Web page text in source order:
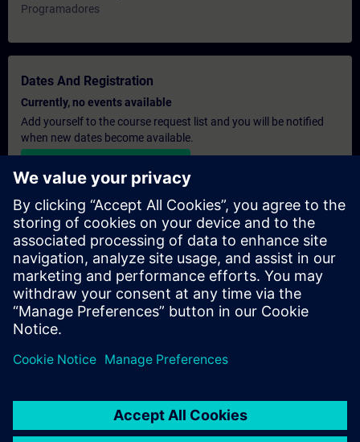
Programadores
Dates And Registration
Currently, no events available
Add yourself to the course request list and you will be notified
when new dates become available.
Personalised Quotation
If you require a standard list price quotation for this training, for
example for your purchasing department, then please click the
link below. You first need to provide some personal details and
after this a quotation will be emailed to you.
Provide Quotation